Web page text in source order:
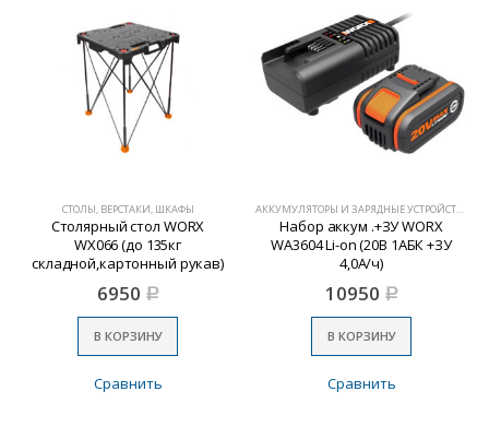
СТОЛЫ, ВЕРСТАКИ, ШКАФЫ
Столярный стол WORX
WХ066 (до 135кг
складной,картонный рукав)
6950 Р
В КОРЗИНУ
Сравнить
АККУМУЛЯТОРЫ И ЗАРЯДНЫЕ УСТРОЙСТВА
Набор аккум .+ЗУ WORX
WA3604 Li-on (20В 1АБК +ЗУ
4,0А/ч)
10950 Р
В КОРЗИНУ
Сравнить